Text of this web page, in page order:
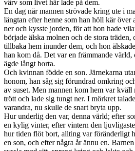
värv som livet här lade på dem.
En dag när mannen strövade kring ute i
längtan efter henne som han höll kär
ner och kysste jorden, för att hon hade
började älska molnen och de stora träden,
tillbaka hem inunder dem, och hon
han kom då. Det var en främmande värld,
ägde långt borta.
Och kvinnan födde en son. Järnekarna
honom, han såg sig förundrad omkring
av suset. Men mannen kom hem var
trött och lade sig tungt ner. I mörkret
varandra, nu skulle de snart bryta upp.
Hur underlig den var, denna värld; efter
en kylig vinter, efter vintern den
hur tiden flöt bort, allting var föränderligt
en son, och efter några år ännu en.